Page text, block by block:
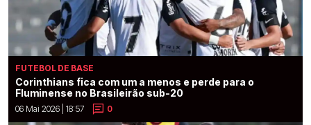
FUTEBOL DE BASE
Corinthians fica com um a menos e perde para o
Fluminense no Brasileirão sub-20
06 Mai 2026 | 18:57 0